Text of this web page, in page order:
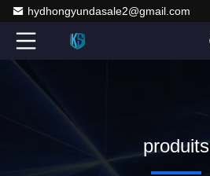
hydhongyundasale2@gmail.com
produits